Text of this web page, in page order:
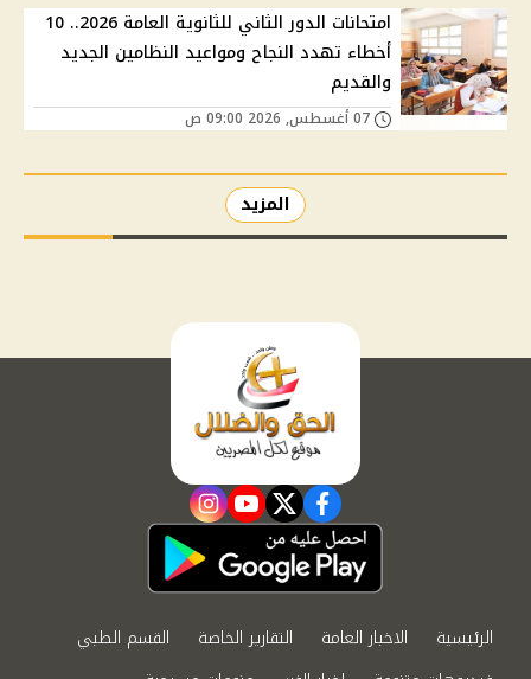
امتحانات الدور الثاني للثانوية العامة 2026.. 10
أخطاء تهدد النجاح ومواعيد النظامين الجديد
والقديم
المزيد
facebook
twitter
youtube
instagram
الرئيسية الاخبار العامة التقارير الخاصة
القسم الطبي